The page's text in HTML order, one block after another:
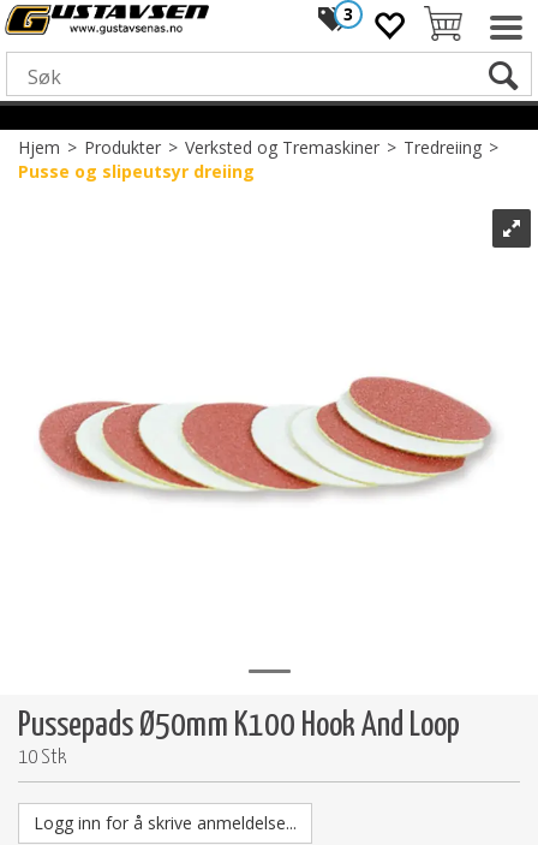
3
Hjem>Produkter>Verksted og Tremaskiner>Tredreiing>
Pusse og slipeutsyr dreiing
Pussepads Ø50mm K100 Hook And Loop
10 Stk
Logg inn for å skrive anmeldelse...